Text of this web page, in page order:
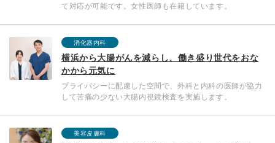
て対応が可能です。女性医師も在籍しています。
消化器内科
横浜から大腸がんを減らし、働き盛り世代をおな
かから元気に
プライバシーに配慮した空間で、外科と内科の医師が協力
して苦痛の少ない大腸内視鏡検査を実施します。
美容皮膚科